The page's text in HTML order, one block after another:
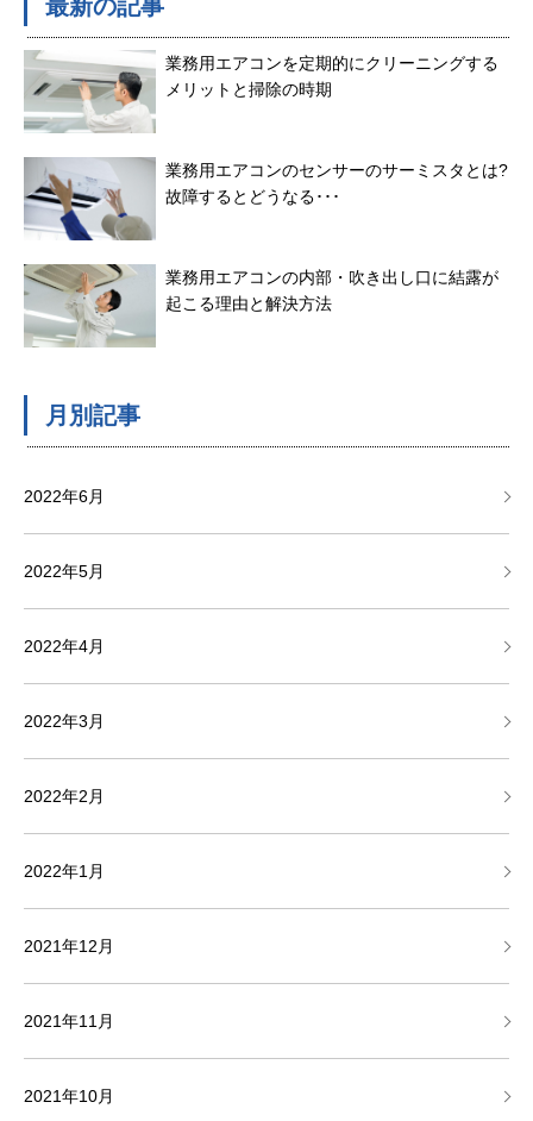
最新の記事
業務用エアコンを定期的にクリーニングする
メリットと掃除の時期
業務用エアコンのセンサーのサーミスタとは?
故障するとどうなる･･･
業務用エアコンの内部・吹き出し口に結露が
起こる理由と解決方法
月別記事
2022年6月
2022年5月
2022年4月
2022年3月
2022年2月
2022年1月
2021年12月
2021年11月
2021年10月